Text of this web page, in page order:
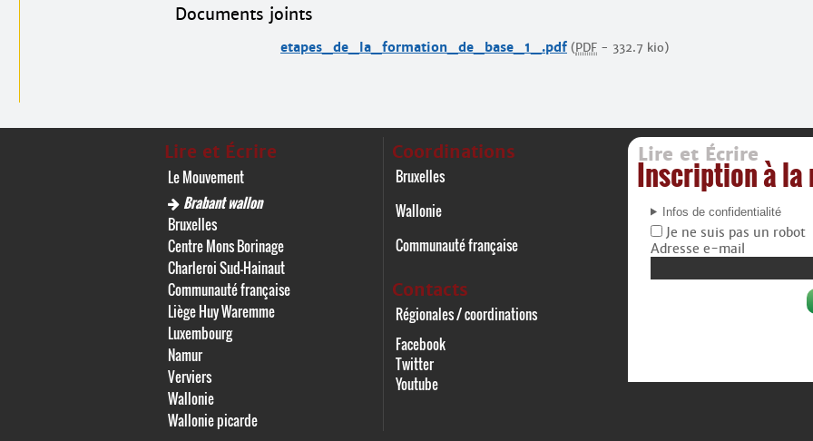
Documents joints
etapes_de_la_formation_de_base_1_.pdf (PDF - 332.7 kio)
Lire et Écrire
Le Mouvement
Brabant wallon
Bruxelles
Centre Mons Borinage
Charleroi Sud-Hainaut
Communauté française
Liège Huy Waremme
Luxembourg
Namur
Verviers
Wallonie
Wallonie picarde
Coordinations
Bruxelles
Wallonie
Communauté française
Contacts
Régionales / coordinations
Facebook
Twitter
Youtube
Lire et Écrire
Inscription à la
Infos de confidentialité
Je ne suis pas un robot
Adresse e-mail